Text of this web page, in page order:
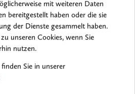
mit weiteren Daten
bereitgestellt haben oder die sie
der Dienste gesammelt haben.
unseren Cookies, wenn Sie
nutzen.
Sie in unserer
ist häppchenweise
Genaue Hinweise zum
Anreise und
sind der Internetpräsenz der
Künstlern und Spielorten.